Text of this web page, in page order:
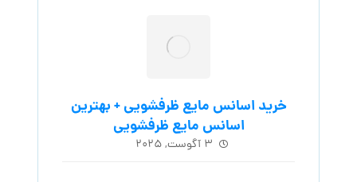
خرید اسانس مایع ظرفشویی + بهترین
اسانس مایع ظرفشویی
۳ آگوست, ۲۰۲۵